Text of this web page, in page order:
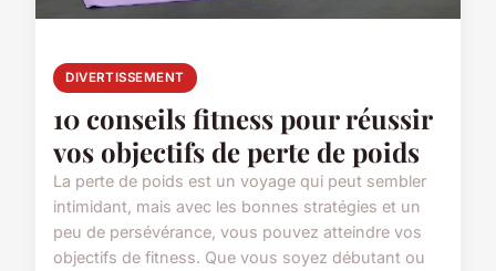
DIVERTISSEMENT
10 conseils fitness pour réussir
vos objectifs de perte de poids
La perte de poids est un voyage qui peut sembler
intimidant, mais avec les bonnes stratégies et un
peu de persévérance, vous pouvez atteindre vos
objectifs de fitness. Que vous soyez débutant ou